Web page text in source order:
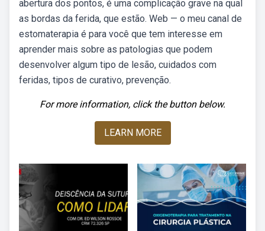
abertura dos pontos, é uma complicação grave na qual
as bordas da ferida, que estão. Web — o meu canal de
estomaterapia é para você que tem interesse em
aprender mais sobre as patologias que podem
desenvolver algum tipo de lesão, cuidados com
feridas, tipos de curativo, prevenção.
For more information, click the button below.
LEARN MORE